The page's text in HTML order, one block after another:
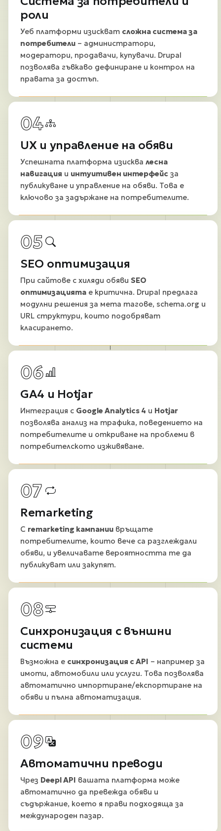
роли
Уеб платформи изискват сложна система за
потребители – администратори,
модератори, продавачи, купувачи. Drupal
позволява гъвкаво дефиниране и контрол на
правата за достъп.
04
UX и управление на обяви
Успешната платформа изисква лесна
навигация и интуитивен интерфейс за
публикуване и управление на обяви. Това е
ключово за задържане на потребителите.
05
SEO оптимизация
При сайтове с хиляди обяви SEO
оптимизацията е критична. Drupal предлага
модулни решения за мета тагове, schema.org и
URL структури, които подобряват
класирането.
06
GA4 и Hotjar
Интеграция с Google Analytics 4 и Hotjar
позволява анализ на трафика, поведението на
потребителите и откриване на проблеми в
потребителското изживяване.
07
Remarketing
С remarketing кампании връщате
потребителите, които вече са разглеждали
обяви, и увеличавате вероятността те да
публикуват или закупят.
08
Синхронизация с външни
системи
Възможна е синхронизация с API – например за
имоти, автомобили или услуги. Това позволява
автоматично импортиране/експортиране на
обяви и пълна автоматизация.
09
Автоматични преводи
Чрез Deepl API вашата платформа може
автоматично да превежда обяви и
съдържание, което я прави подходяща за
международен пазар.